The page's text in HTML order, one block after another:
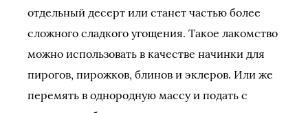
отдельный десерт или станет частью более
сложного сладкого угощения. Такое лакомство
можно использовать в качестве начинки для
пирогов, пирожков, блинов и эклеров. Или же
перемять в однородную массу и подать с